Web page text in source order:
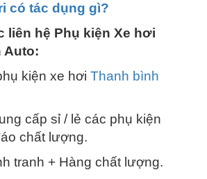
có tác dụng gì?
liên hệ Phụ kiện Xe hơi
Auto:
kiện xe hơi Thanh bình
cấp sỉ / lẻ các phụ kiện
chất lượng.
tranh + Hàng chất lượng.